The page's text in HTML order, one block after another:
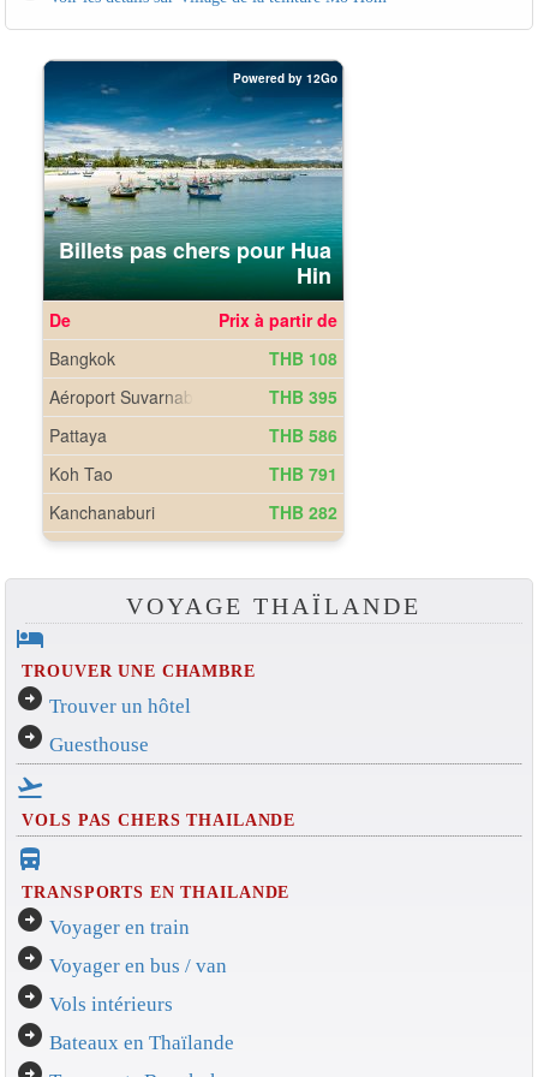
VOYAGE THAÏLANDE
hotel
TROUVER UNE CHAMBRE
arrow_circle_right Trouver un hôtel
arrow_circle_right Guesthouse
flight_takeoff
VOLS PAS CHERS THAILANDE
directions_bus_filled
TRANSPORTS EN THAILANDE
arrow_circle_right Voyager en train
arrow_circle_right Voyager en bus / van
arrow_circle_right Vols intérieurs
arrow_circle_right Bateaux en Thaïlande